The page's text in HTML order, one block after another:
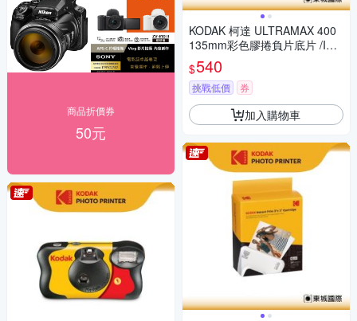
商品折價券
50元
KODAK 柯達 ULTRAMAX 400
135mm彩色膠捲負片底片 /ISO
400 36張
$540
挑戰低價 券
加入購物車